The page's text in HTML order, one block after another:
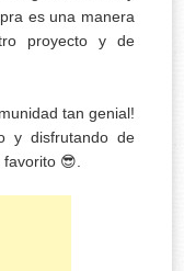
es una manera
proyecto y de
tan genial!
y disfrutando de
favorito 😎.